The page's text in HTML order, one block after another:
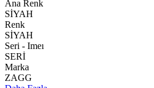
Ana Renk
SİYAH
Renk
SİYAH
Seri - Imeı
SERİ
Marka
ZAGG